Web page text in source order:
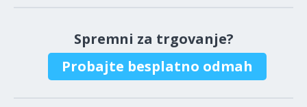
Spremni za trgovanje?
Probajte besplatno odmah